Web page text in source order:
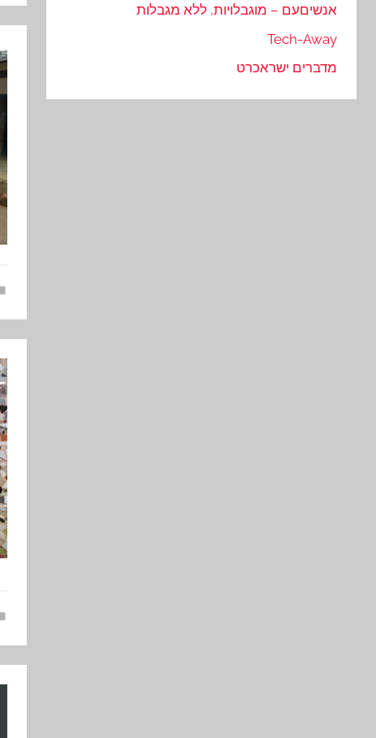
אנשיםעם – מוגבלויות, ללא מגבלות
Tech-Away
מדברים ישראכרט